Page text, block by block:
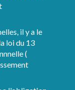
il y a le
loi du 13
(